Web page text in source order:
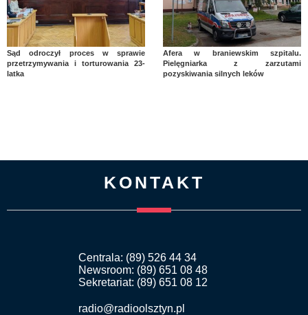
Sąd odroczył proces w sprawie
przetrzymywania i torturowania 23-
latka
Afera w braniewskim szpitalu.
Pielęgniarka z zarzutami
pozyskiwania silnych leków
KONTAKT
Centrala: (89) 526 44 34
Newsroom: (89) 651 08 48
Sekretariat: (89) 651 08 12
radio@radioolsztyn.pl